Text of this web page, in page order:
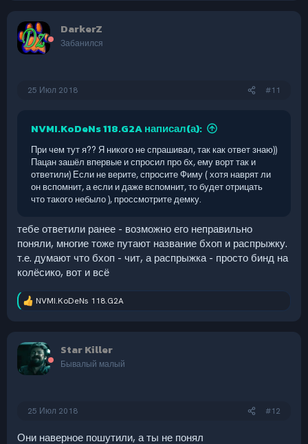
DarkerZ
Забанился
25 Июл 2018 #11
NVMI.KoDeNs 118.G2A написал(а):
При чем тут я?? Я никого не спрашивал, так как ответ знаю))
Пацан зашёл впервые и спросил про бх, ему ворт так и
ответили) Если не верите, спросите Фиму ( хотя наврят ли
он вспомнит, а если и даже вспомнит, то будет отрицать
что такого небыло ), проссмотрите демку.
тебе ответили ранее - возможно его неправильно
поняли, многие тоже путают название бхоп и распрыжку.
т.е. думают что бхоп - чит, а распрыжка - просто бинд на
колёсико, вот и всё
Р
и
NVMI.KoDeNs 118.G2A
Star Killer
Бывалый малый
25 Июл 2018 #12
Они наверное пошутили, а ты не понял